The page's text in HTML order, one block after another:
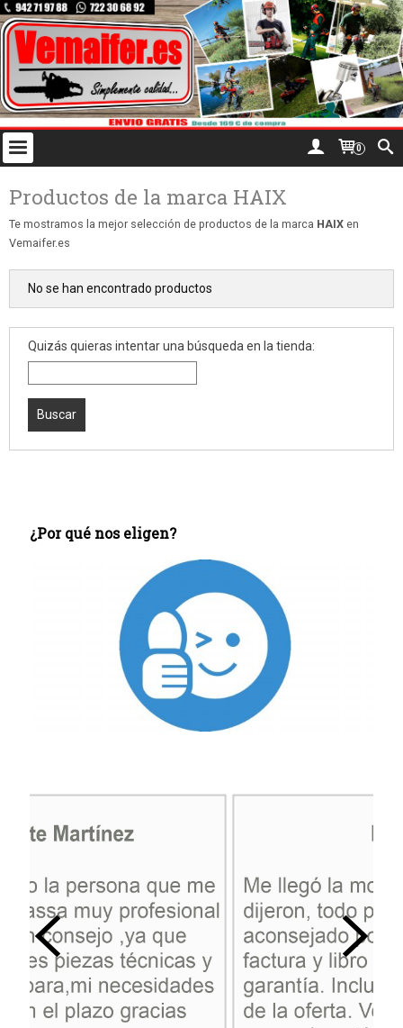
0
¿Por qué nos eligen?
Productos de la marca HAIX
Te mostramos la mejor selección de productos de la marca HAIX en
Vemaifer.es
No se han encontrado productos
Quizás quieras intentar una búsqueda en la tienda: